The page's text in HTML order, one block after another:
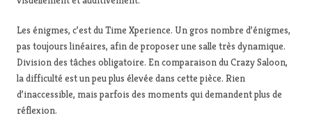
Les énigmes, c’est du Time Xperience. Un gros nombre d’énigmes,
pas toujours linéaires, afin de proposer une salle très dynamique.
Division des tâches obligatoire. En comparaison du Crazy Saloon,
la difficulté est un peu plus élevée dans cette pièce. Rien
d’inaccessible, mais parfois des moments qui demandent plus de
réflexion.